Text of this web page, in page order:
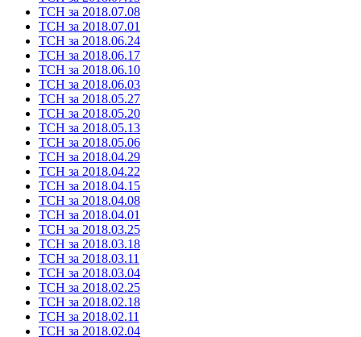
ТСН за 2018.07.08
ТСН за 2018.07.01
ТСН за 2018.06.24
ТСН за 2018.06.17
ТСН за 2018.06.10
ТСН за 2018.06.03
ТСН за 2018.05.27
ТСН за 2018.05.20
ТСН за 2018.05.13
ТСН за 2018.05.06
ТСН за 2018.04.29
ТСН за 2018.04.22
ТСН за 2018.04.15
ТСН за 2018.04.08
ТСН за 2018.04.01
ТСН за 2018.03.25
ТСН за 2018.03.18
ТСН за 2018.03.11
ТСН за 2018.03.04
ТСН за 2018.02.25
ТСН за 2018.02.18
ТСН за 2018.02.11
ТСН за 2018.02.04